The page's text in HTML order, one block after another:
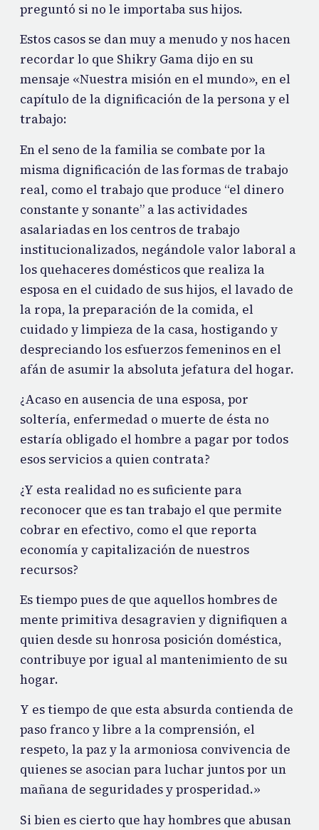
preguntó si no le importaba sus hijos.
Estos casos se dan muy a menudo y nos hacen
recordar lo que Shikry Gama dijo en su
mensaje «Nuestra misión en el mundo», en el
capítulo de la dignificación de la persona y el
trabajo:
En el seno de la familia se combate por la
misma dignificación de las formas de trabajo
real, como el trabajo que produce “el dinero
constante y sonante” a las actividades
asalariadas en los centros de trabajo
institucionalizados, negándole valor laboral a
los quehaceres domésticos que realiza la
esposa en el cuidado de sus hijos, el lavado de
la ropa, la preparación de la comida, el
cuidado y limpieza de la casa, hostigando y
despreciando los esfuerzos femeninos en el
afán de asumir la absoluta jefatura del hogar.
¿Acaso en ausencia de una esposa, por
soltería, enfermedad o muerte de ésta no
estaría obligado el hombre a pagar por todos
esos servicios a quien contrata?
¿Y esta realidad no es suficiente para
reconocer que es tan trabajo el que permite
cobrar en efectivo, como el que reporta
economía y capitalización de nuestros
recursos?
Es tiempo pues de que aquellos hombres de
mente primitiva desagravien y dignifiquen a
quien desde su honrosa posición doméstica,
contribuye por igual al mantenimiento de su
hogar.
Y es tiempo de que esta absurda contienda de
paso franco y libre a la comprensión, el
respeto, la paz y la armoniosa convivencia de
quienes se asocian para luchar juntos por un
mañana de seguridades y prosperidad.»
Si bien es cierto que hay hombres que abusan